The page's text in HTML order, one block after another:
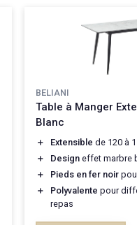
BELIANI
Table à Manger
Blanc
＋ Extensible de 120 à
＋
Design effet marbre
＋
Pieds en fer noir
＋
Polyvalente pour
repas